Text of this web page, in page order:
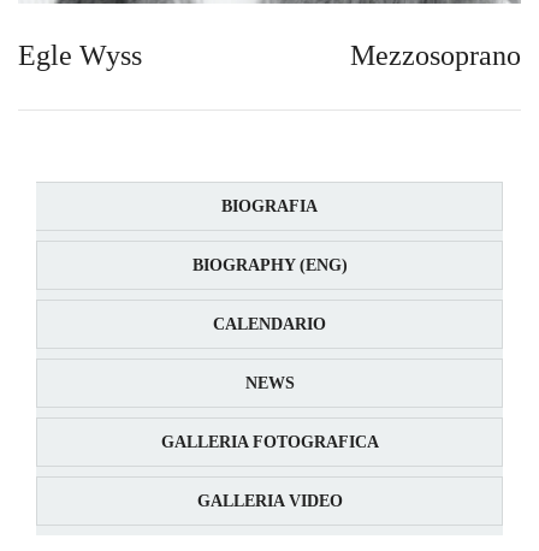
Egle Wyss Mezzosoprano
BIOGRAFIA
BIOGRAPHY (ENG)
CALENDARIO
NEWS
GALLERIA FOTOGRAFICA
GALLERIA VIDEO